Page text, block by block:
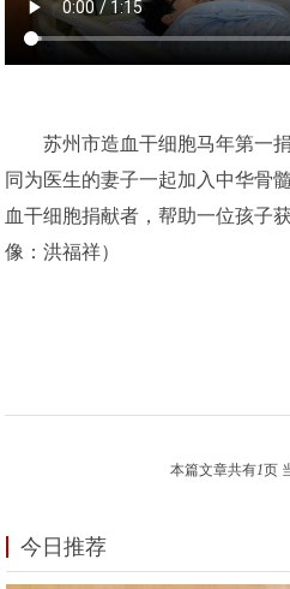
苏州市造血干细胞马年第一捐
同为医生的妻子一起加入中华骨
血干细胞捐献者，帮助一位孩子
像：洪福祥）
本篇文章共有1页
今日推荐